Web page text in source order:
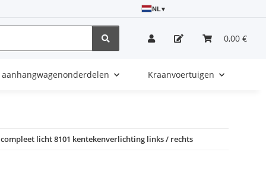
NL▾
0,00 €
aanhangwagenonderdelen Kraanvoertuigen
compleet licht 8101 kentekenverlichting links / rechts